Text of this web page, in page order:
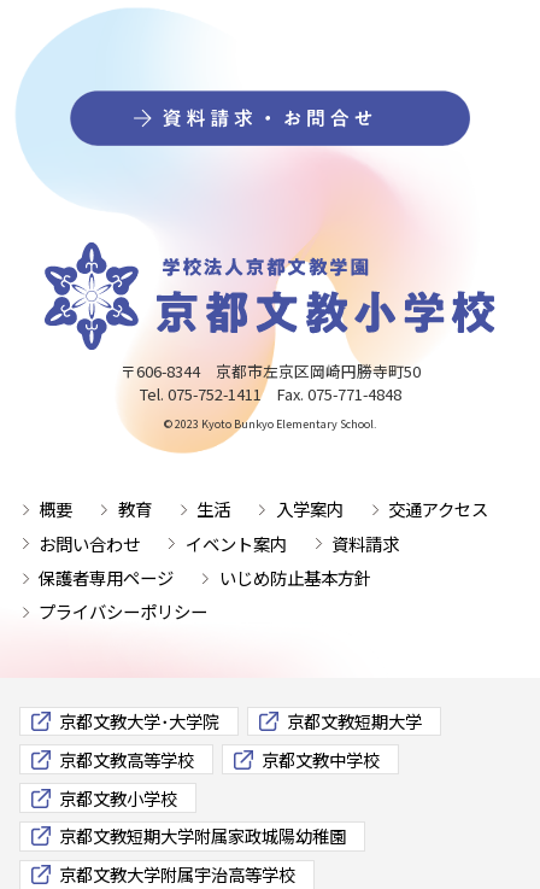
〒606-8344 京都市左京区岡崎円勝寺町50
Tel. 075-752-1411 Fax. 075-771-4848
© 2023 Kyoto Bunkyo Elementary School.
概要 教育 生活 入学案内
交通アクセス
お問い合わせ
イベント案内
資料請求
保護者専用ページ
いじめ防止基本方針
プライバシーポリシー
京都文教大学･大学院
京都文教短期大学
京都文教高等学校
京都文教中学校
京都文教小学校
京都文教短期大学附属家政城陽幼稚園
京都文教大学附属宇治高等学校